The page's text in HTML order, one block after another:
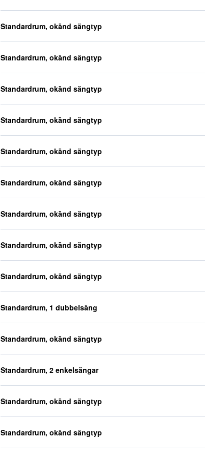
Standardrum, okänd sängtyp
Standardrum, okänd sängtyp
Standardrum, okänd sängtyp
Standardrum, okänd sängtyp
Standardrum, okänd sängtyp
Standardrum, okänd sängtyp
Standardrum, okänd sängtyp
Standardrum, okänd sängtyp
Standardrum, okänd sängtyp
Standardrum, 1 dubbelsäng
Standardrum, okänd sängtyp
Standardrum, 2 enkelsängar
Standardrum, okänd sängtyp
Standardrum, okänd sängtyp